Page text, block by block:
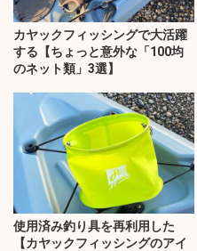
カヤックフィッシングで大活躍
する【ちょっと意外な「100均
のネット類」3選】
使用済み釣り具を再利用した
【カヤックフィッシングのアイ